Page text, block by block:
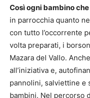
Così ogni bambino
in parrocchia quanto
con tutto l’occorrente
volta preparati, i
Mazara del Vallo.
all’iniziativa e,
pannolini, salviettine e
bambini. Nel percorso